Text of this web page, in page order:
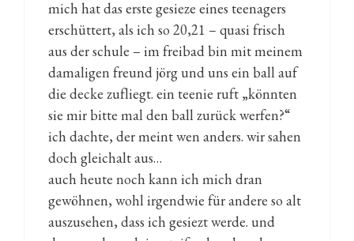
mich hat das erste gesieze eines teenagers
erschüttert, als ich so 20,21 – quasi frisch
aus der schule – im freibad bin mit meinem
damaligen freund jörg und uns ein ball auf
die decke zufliegt. ein teenie ruft „könnten
sie mir bitte mal den ball zurück werfen?“
ich dachte, der meint wen anders. wir sahen
doch gleichalt aus…
auch heute noch kann ich mich dran
gewöhnen, wohl irgendwie für andere so alt
auszusehen, dass ich gesiezt werde. und